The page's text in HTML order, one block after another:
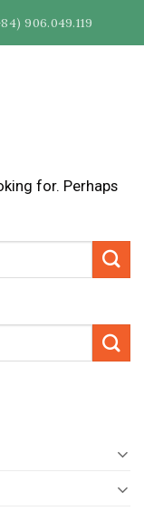
906.049.119
for. Perhaps